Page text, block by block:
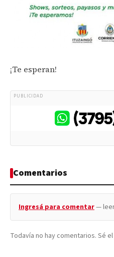
¡Te esperan!
PUBLICIDAD
Comentarios
Ingresá para comentar—
Todavía no hay comentarios. Sé